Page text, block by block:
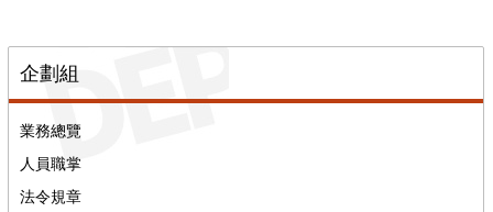
企劃組
業務總覽
人員職掌
法令規章